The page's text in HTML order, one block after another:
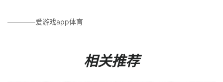
————爱游戏app体育
相关推荐